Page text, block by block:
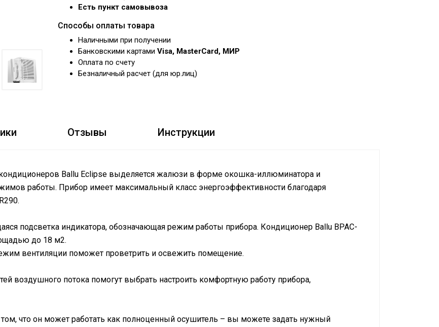
Есть пункт самовывоза
Способы оплаты товара
Наличными при получении
Банковскими картами Visa, MasterCard, МИР
Оплата по счету
Безналичный расчет (для юр.лиц)
Отзывы Инструкции
Ballu Eclipse выделяется жалюзи в форме окошка-иллюминатора и
работы. Прибор имеет максимальный класс энергоэффективности благодаря
подсветка индикатора, обозначающая режим работы прибора. Кондиционер Ballu BPAC-
до 18 м2.
вентиляции поможет проветрить и освежить помещение.
воздушного потока помогут выбрать настроить комфортную работу прибора,
что он может работать как полноценный осушитель – вы можете задать нужный